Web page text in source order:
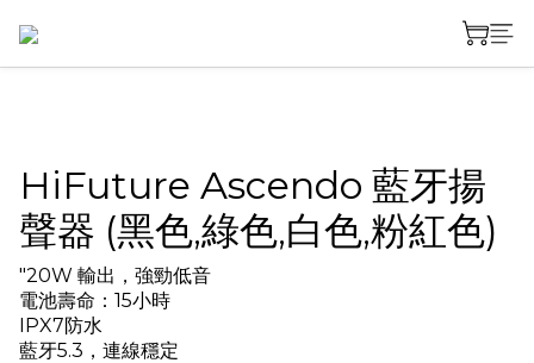
HiFuture Ascendo 藍牙揚
聲器 (黑色,綠色,白色,粉紅色)
"20W 輸出，強勁低音
電池壽命：15小時
IPX7防水
藍牙5.3，連線穩定